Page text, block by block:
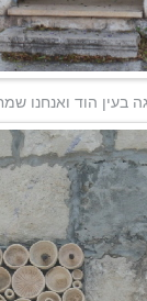
בעין הוד ואנחנו